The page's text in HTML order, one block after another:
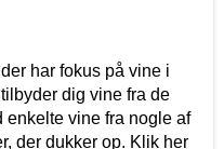
har fokus på vine i
dig vine fra de
enkelte vine fra nogle af
der dukker op. Klik her